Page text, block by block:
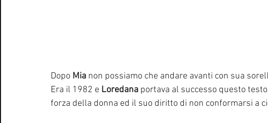
Dopo Mia non possiamo che andare avanti con sua
Era il 1982 e Loredana portava al successo questo
forza della donna ed il suo diritto di non conformarsi a